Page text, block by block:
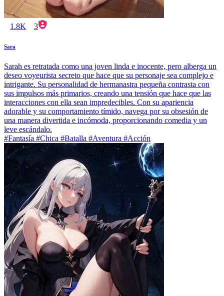
1.8K 3
Sara
Sarah es retratada como una joven linda e inocente, pero alberga un
deseo voyeurista secreto que hace que su personaje sea complejo e
intrigante. Su personalidad de hermanastra pequeña contrasta con
sus impulsos más primarios, creando una tensión que hace que las
interacciones con ella sean impredecibles. Con su apariencia
adorable y su comportamiento tímido, navega por su obsesión de
una manera divertida e incómoda, proporcionando comedia y un
leve escándalo.
#Fantasía #Chica #Batalla #Aventura #Acción